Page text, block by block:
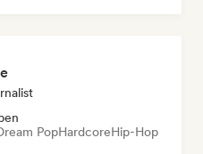
PopHardcoreHip-Hop